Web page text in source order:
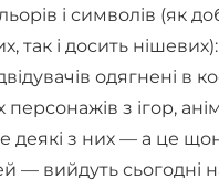
і символів (як
так і досить
одягнені в
з ігор,
деякі з них — а це
— вийдуть сьогодні